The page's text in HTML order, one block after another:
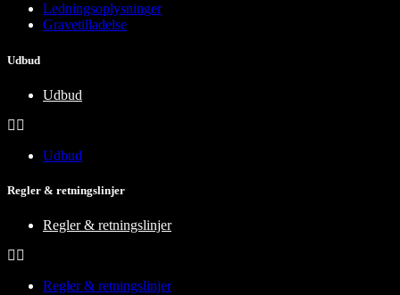
Ledningsoplysninger
Gravetilladelse
Udbud
Udbud
Udbud
Regler & retningslinjer
Regler & retningslinjer
Regler & retningslinjer